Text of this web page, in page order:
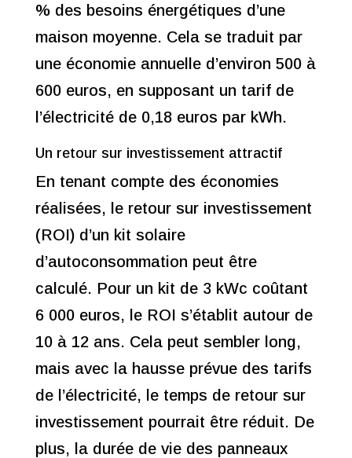
% des besoins énergétiques d’une
maison moyenne. Cela se traduit par
une économie annuelle d’environ 500 à
600 euros, en supposant un tarif de
l’électricité de 0,18 euros par kWh.
Un retour sur investissement attractif
En tenant compte des économies
réalisées, le retour sur investissement
(ROI) d’un kit solaire
d’autoconsommation peut être
calculé. Pour un kit de 3 kWc coûtant
6 000 euros, le ROI s’établit autour de
10 à 12 ans. Cela peut sembler long,
mais avec la hausse prévue des tarifs
de l’électricité, le temps de retour sur
investissement pourrait être réduit. De
plus, la durée de vie des panneaux